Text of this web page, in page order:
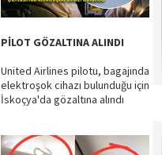
PİLOT GÖZALTINA ALINDI
United Airlines pilotu, bagajında
elektroşok cihazı bulunduğu için
İskoçya'da gözaltına alındı